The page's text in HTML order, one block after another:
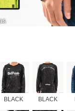
BLACK BLACK